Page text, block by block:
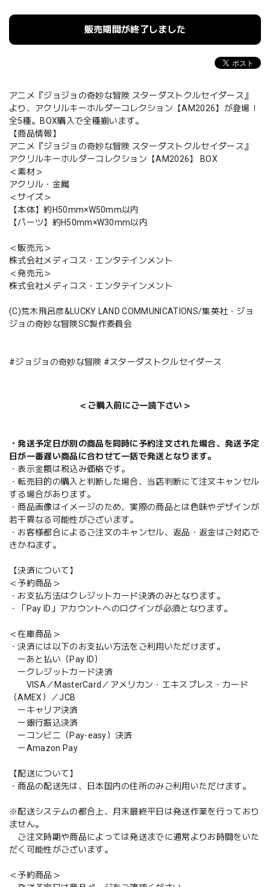
販売期間が終了しました
アニメ『ジョジョの奇妙な冒険 スターダストクルセイダース』
より、アクリルキーホルダーコレクション【AM2026】が登場！
全5種。BOX購入で全種揃います。
【商品情報】
アニメ『ジョジョの奇妙な冒険 スターダストクルセイダース』
アクリルキーホルダーコレクション【AM2026】 BOX
＜素材＞
アクリル・金属
＜サイズ＞
【本体】約H50mm×W50mm以内
【パーツ】約H50mm×W30mm以内
＜販売元＞
株式会社メディコス・エンタテインメント
＜発売元＞
株式会社メディコス・エンタテインメント
(C)荒木飛呂彦&LUCKY LAND COMMUNICATIONS/集英社・ジョ
ジョの奇妙な冒険SC製作委員会
#ジョジョの奇妙な冒険 #スターダストクルセイダース
＜ご購入前にご一読下さい＞
・発送予定日が別の商品を同時に予約注文された場合、発送予定
日が一番遅い商品に合わせて一括で発送となります。
・表示金額は税込み価格です。
・転売目的の購入と判断した場合、当店判断にて注文キャンセル
する場合があります。
・商品画像はイメージのため、実際の商品とは色味やデザインが
若干異なる可能性がございます。
・お客様都合によるご注文のキャンセル、返品・返金はご対応で
きかねます。
【決済について】
＜予約商品＞
・お支払方法はクレジットカード決済のみとなります。
・「Pay ID」アカウントへのログインが必須となります。
＜在庫商品＞
・決済には以下のお支払い方法をご利用いただけます。
ーあと払い（Pay ID）
ークレジットカード決済
VISA／MasterCard／アメリカン・エキスプレス・カード
（AMEX）／JCB
ーキャリア決済
ー銀行振込決済
ーコンビニ（Pay-easy）決済
ーAmazon Pay
【配送について】
・商品の配送先は、日本国内の住所のみご利用いただけます。
※配送システムの都合上、月末最終平日は発送作業を行っており
ません。
ご注文時期や商品によっては発送までに通常よりお時間をいた
だく可能性がございます。
＜予約商品＞